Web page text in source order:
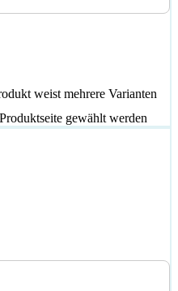
weist mehrere Varianten
gewählt werden